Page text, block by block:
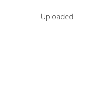
Uploaded